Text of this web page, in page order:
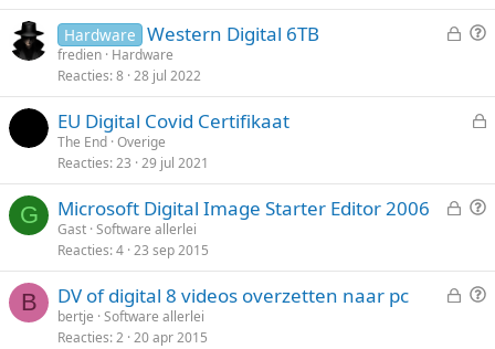
l
o
a
g
G
l
V
a
g
Hardware Western Digital 6TB
fredien Hardware
Reacties 8 28 jul 2022
l
o
EU Digital Covid Certifikaat
The End Overige
Reacties 23 29 jul 2021
G
G
l
o
V
a
g
Microsoft Digital Image Starter Editor 2006
Gast Software allerlei
Reacties 4 23 sep 2015
B
G V
DV of digital 8 videos overzetten naar pc
bertje Software allerlei
Reacties 2 20 apr 2015